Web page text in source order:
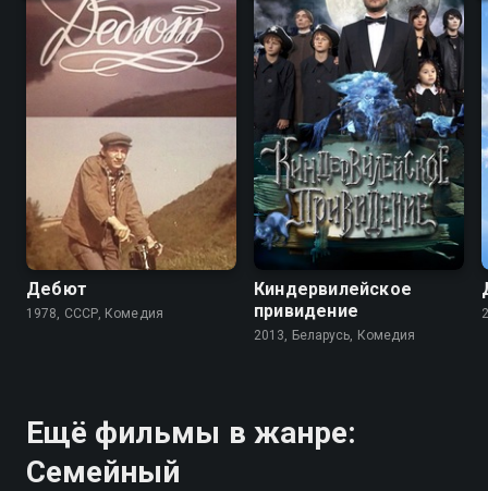
6.9
Дебют
1978, СССР, Комедия
4.7
Киндервилейское
привидение
2013, Беларусь, Комедия
Ещё фильмы в жанре:
Семейный